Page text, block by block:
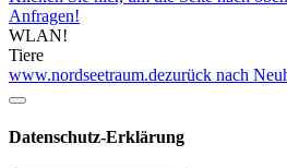
Anfragen!
WLAN!
Tiere
www.nordseetraum.dezurück nach
Datenschutz-Erklärung